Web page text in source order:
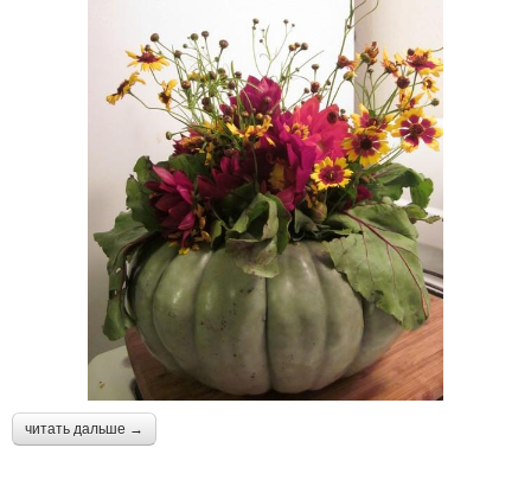
читать дальше →